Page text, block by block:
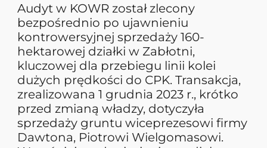
Audyt w KOWR został zlecony
bezpośrednio po ujawnieniu
kontrowersyjnej sprzedaży 160-
hektarowej działki w Zabłotni,
kluczowej dla przebiegu linii kolei
dużych prędkości do CPK. Transakcja,
zrealizowana 1 grudnia 2023 r., krótko
przed zmianą władzy, dotyczyła
sprzedaży gruntu wiceprezesowi firmy
Dawtona, Piotrowi Wielgomasowi.